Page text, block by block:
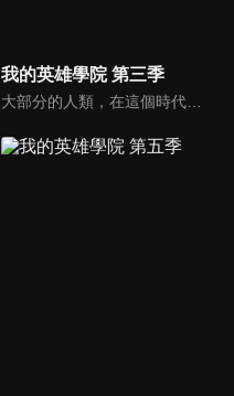
我的英雄學院 第三季
大部分的人類，在這個時代裡都擁有名為「個性」的力量，但有力量之人卻不一定都屬於正義的一方。只要邪惡出現的地方，必定會有英雄挺身而出拯救眾人。一名天生沒有力量的少年——綠谷出久從小就憧憬一位頂尖英雄，而他的夢想就是成為偉大的英雄，可是，沒有力量的他能實現自己的夢想嗎？